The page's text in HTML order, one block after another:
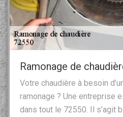
Ramonage de
Votre chaudière à besoin
ramonage ? Une entreprise
dans tout le 72550. Il s’agit